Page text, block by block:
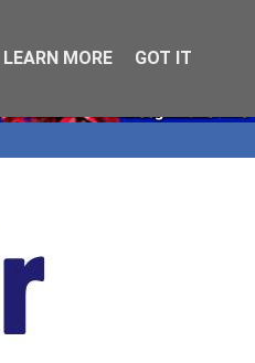
LEARN MORE GOT IT